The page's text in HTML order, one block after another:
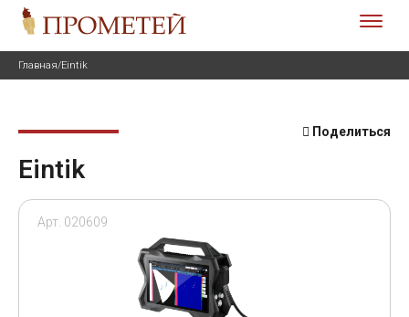
Главная/Eintik
Поделиться
Eintik
Арт. 020609